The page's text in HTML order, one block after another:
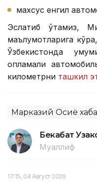
махсус енгил
Эслатиб ўтамиз,
маълумотларига
Ўзбекистонда
қопламали
километрни ташкил
Марказий Осиё
Бекабат
Муаллиф
17:15, 04 Август 2026